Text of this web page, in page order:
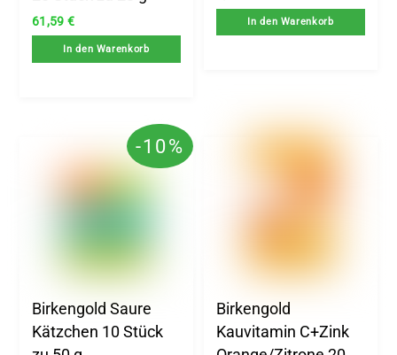
61,59 €
In den Warenkorb
In den Warenkorb
-10%
Birkengold Saure
Kätzchen 10 Stück
Birkengold
Kauvitamin C+Zink